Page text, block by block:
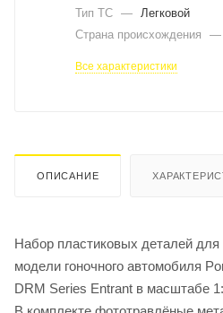
Тип ТС —
Легковой
Страна происхождения
—
Все характеристики
ОПИСАНИЕ
Набор пластиковых деталей
модели гоночного автомобиля
DRM Series Entrant в масштабе